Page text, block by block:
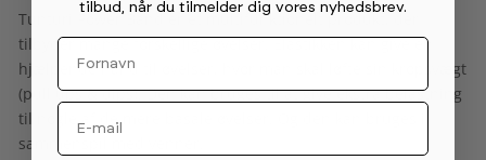
Tunturi Power Band er et multifunktionelt produkt, der
tilbyder mange forskellige øvelser. Elastikken kan give en
hjælpende hånd til øvelser, hvor man skal løfte sin kropsvægt
(pull ups & dips). Den kan bruges til at give ekstra belastning
til nogle af de mere basale øvelser. Og den kan bruges i
sammenspil med venner.
tilbud, når du tilmelder dig vores nyhedsbrev.
Fornavn
Email